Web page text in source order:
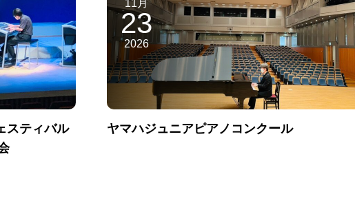
スティバル
11月
23
2026
ヤマハジュニアピアノコンクール